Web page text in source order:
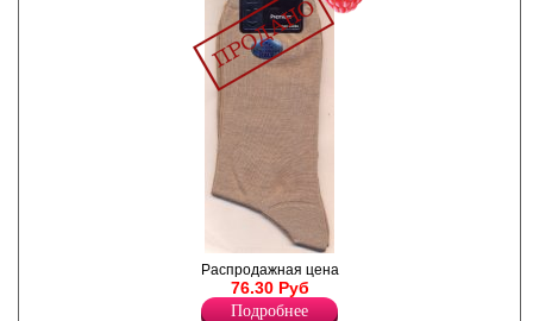
Носки мужские, удлиненные,
однотонные.
Хлопок 100%
Распродажная цена
76.30 Руб
Подробнее